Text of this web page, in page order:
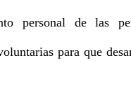
personal de las
para que